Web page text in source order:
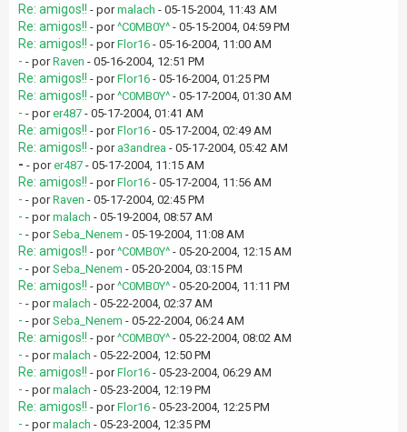
Re: amigos!! - pormalach - 05-15-2004, 11:43 AM
Re: amigos!! - por^C0MB0Y^ - 05-15-2004, 04:59 PM
Re: amigos!! - porFlor16 - 05-16-2004, 11:00 AM
- - porRaven - 05-16-2004, 12:51 PM
Re: amigos!! - porFlor16 - 05-16-2004, 01:25 PM
Re: amigos!! - por^C0MB0Y^ - 05-17-2004, 01:30 AM
- - porer487 - 05-17-2004, 01:41 AM
Re: amigos!! - porFlor16 - 05-17-2004, 02:49 AM
Re: amigos!! - por a3andrea - 05-17-2004, 05:42 AM
- - porer487 - 05-17-2004, 11:15 AM
Re: amigos!! - porFlor16 - 05-17-2004, 11:56 AM
- - porRaven - 05-17-2004, 02:45 PM
- - pormalach - 05-19-2004, 08:57 AM
- - porSeba_Nenem - 05-19-2004, 11:08 AM
Re: amigos!! - por^C0MB0Y^ - 05-20-2004, 12:15 AM
- - porSeba_Nenem - 05-20-2004, 03:15 PM
Re: amigos!! - por^C0MB0Y^ - 05-20-2004, 11:11 PM
- - pormalach - 05-22-2004, 02:37 AM
- - porSeba_Nenem - 05-22-2004, 06:24 AM
Re: amigos!! - por^C0MB0Y^ - 05-22-2004, 08:02 AM
- - pormalach - 05-22-2004, 12:50 PM
Re: amigos!! - porFlor16 - 05-23-2004, 06:29 AM
- - pormalach - 05-23-2004, 12:19 PM
Re: amigos!! - porFlor16 - 05-23-2004, 12:25 PM
- - pormalach - 05-23-2004, 12:35 PM